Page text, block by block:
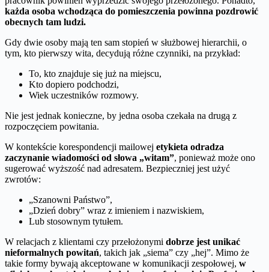
każda osoba wchodząca do pomieszczenia powinna pozdrowić
obecnych tam ludzi.
Gdy dwie osoby mają ten sam stopień w służbowej hierarchii, o
tym, kto pierwszy wita, decydują różne czynniki, na przykład:
To, kto znajduje się już na miejscu,
Kto dopiero podchodzi,
Wiek uczestników rozmowy.
Nie jest jednak konieczne, by jedna osoba czekała na drugą z
rozpoczęciem powitania.
W kontekście korespondencji mailowej etykieta odradza
zaczynanie wiadomości od słowa „witam”, ponieważ może ono
sugerować wyższość nad adresatem. Bezpieczniej jest użyć
zwrotów:
„Szanowni Państwo”,
„Dzień dobry” wraz z imieniem i nazwiskiem,
Lub stosownym tytułem.
W relacjach z klientami czy przełożonymi dobrze jest unikać
nieformalnych powitań, takich jak „siema” czy „hej”. Mimo że
takie formy bywają akceptowane w komunikacji zespołowej, w